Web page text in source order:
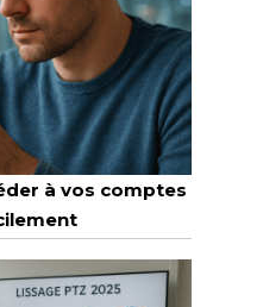
à vos comptes